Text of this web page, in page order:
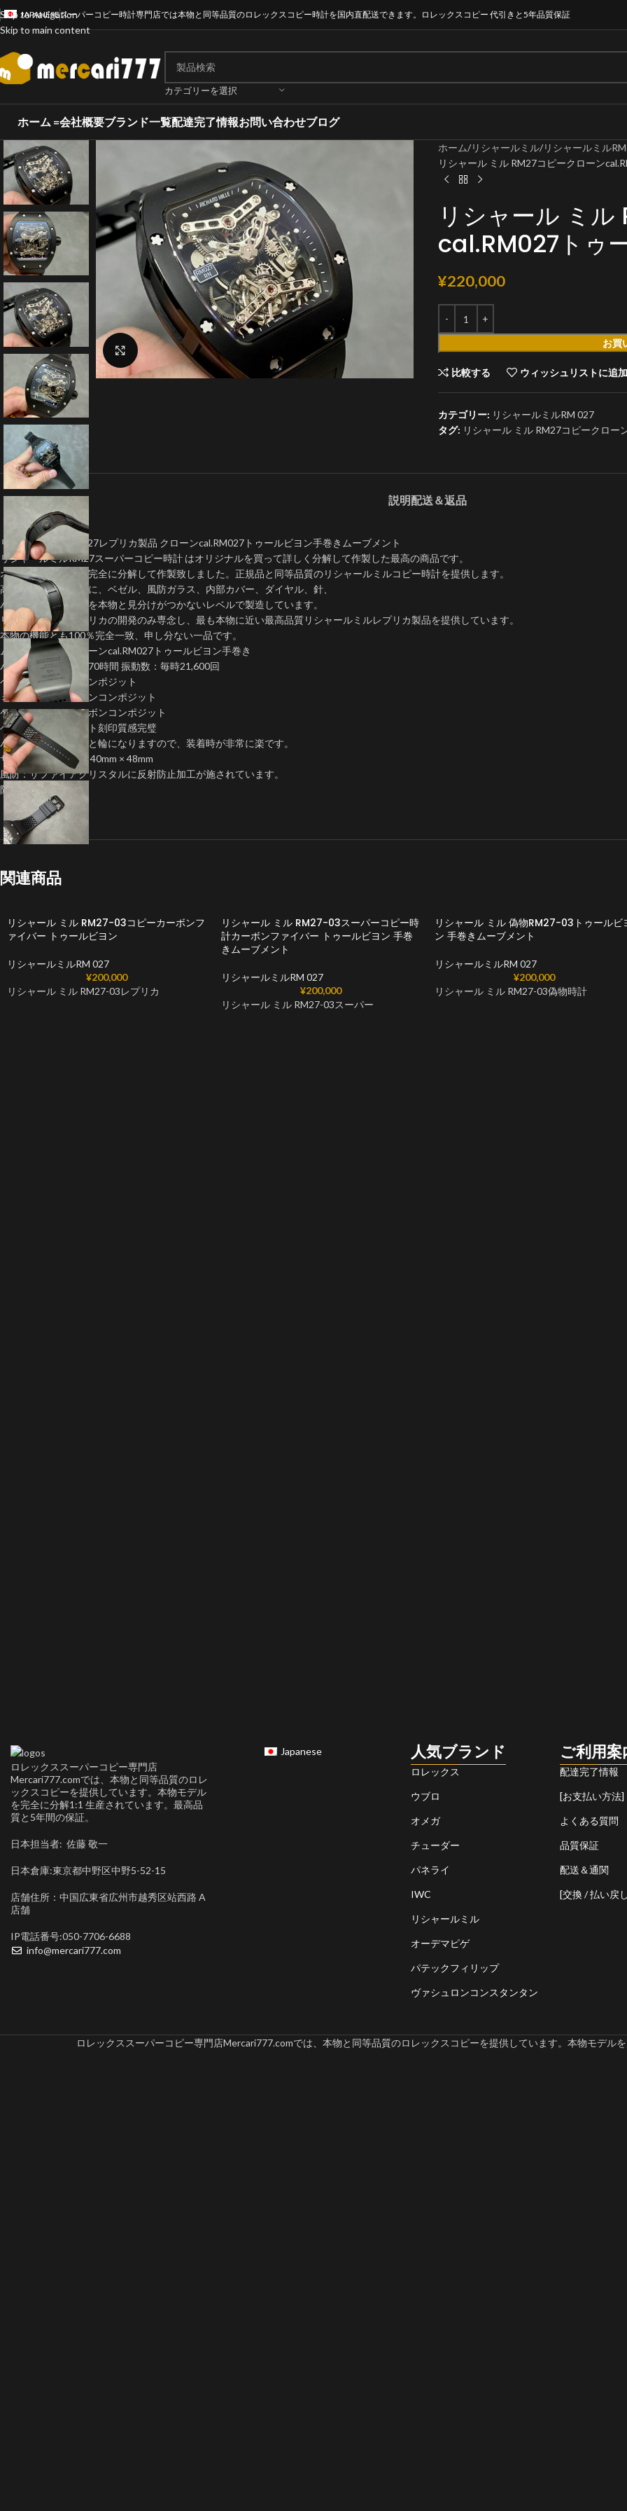
Skip to navigation
Skip to main content
JAPANESEスーパーコピー時計専門店では本物と同等品質のロレックスコピー時計を国内直配送できます。ロレックスコピー 代引きと5年品質保証
カテゴリーを選択
ホーム =会社概要ブランド一覧配達完了情報お問い合わせブログ
クリックで拡大
ホーム リシャールミル リシャールミル
リシャール ミル RM27コピークローン
リシャール ミ
cal.RM027トゥ
¥220,000
お買
比較する ウィッシュリストに追
カテゴリー: リシャールミルRM 027
タグ: リシャール ミル RM27コピークロー
説明配送＆返品
リシャール ミル RM27レプリカ製品 クローンcal.RM027トゥールビヨン手巻きムーブメント
リシャールミルRM27スーパーコピー時計 はオリジナルを買って詳しく分解して作製した最高の商品です。
オリジナルモデルを完全に分解して作製致しました。正規品と同等品質のリシャールミルコピー時計を提供します。
高いコストを厭わずに、ベゼル、風防ガラス、内部カバー、ダイヤル、針、
バックルなどの部品を本物と見分けがつかないレベルで製造しています。​
リシャールミルレプリカの開発のみ専念し、最も本物に近い最高品質リシャールミルレプリカ製品を提供しています。
本物の機能とも100％完全一致、申し分ない一品です。
ムーブメント：クローンcal.RM027トゥールビヨン手巻き
パワーリザーブ：約70時間 振動数：毎時21,600回
ベゼル：カーボンコンポジット
ミドルケースカーボンコンポジット
ケース：バックカーボンコンポジット
ベルトはラバーベルト刻印質感完璧
バンドをセットすると輪になりますので、装着時が非常に楽です。
サイズ（ケース幅） 40mm × 48mm
風防：サファイアクリスタルに反射防止加工が施されています。
防水：10気圧防水
関連商品
リシャール ミル RM27-03コピーカーボンフ
ァイバー トゥールビヨン
リシャールミルRM 027
¥200,000
リシャール ミル RM27-03レプリカ
リシャール ミル RM27-03スーパーコピー時
計カーボンファイバー トゥールビヨン 手巻
きムーブメント
リシャールミルRM 027
¥200,000
リシャール ミル RM27-03スーパー
リシャール ミル 偽物RM27-03トゥールビ
ン 手巻きムーブメント
リシャールミルRM 027
¥200,000
リシャール ミル RM27-03偽物時計
ロレックススーパーコピー専門店
Mercari777.comでは、本物と同等品質のロレ
ックスコピーを提供しています。本物モデル
を完全に分解1:1 生産されています。最高品
質と5年間の保証。
日本担当者: 佐藤 敬一
日本倉庫:東京都中野区中野5-52-15
店舗住所：中国広東省広州市越秀区站西路 A
店舗
IP電話番号:050-7706-6688
info@mercari777.com
Japanese 人気ブランド
ロレックス
ウブロ
オメガ
チューダー
パネライ
IWC
リシャールミル
オーデマピゲ
パテックフィリップ
ヴァシュロンコンスタンタン
ご利用案
配達完了情報
[お支払い方法]
よくある質問
品質保証
配送＆通関
[交換 / 払い戻
ロレックススーパーコピー専門店Mercari777.comでは、本物と同等品質のロレックスコピーを提供しています。本物モデル